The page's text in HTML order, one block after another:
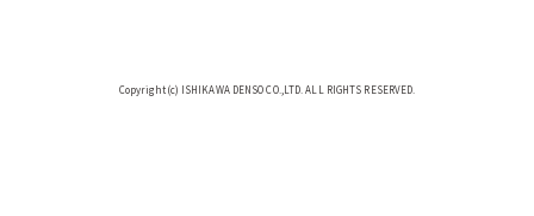
Copyright(c) ISHIKAWA DENSO CO.,LTD. ALL RIGHTS RESERVED.